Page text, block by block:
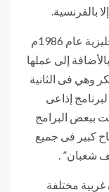
بالفرنسية.
حصلت على “ليسانس الآداب” قسم لغة إنجليزية عام 1986م
إلى عملها
وهي فى الثانية
إذاعى
ببعض البرامج
كبير فى جميع
شعبان” .
غربية مختلفة